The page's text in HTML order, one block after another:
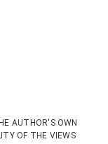
AUTHOR'S OWN
OF THE VIEWS